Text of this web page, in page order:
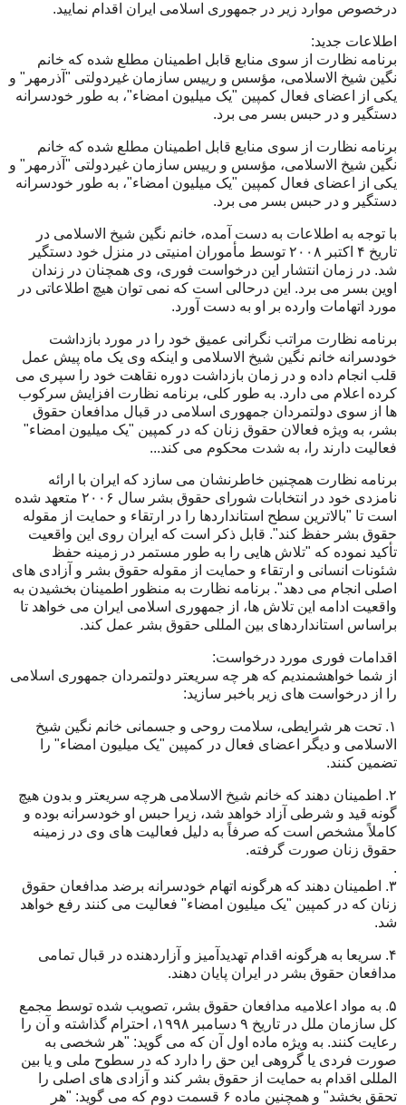
درخصوص موارد زير در جمهوری اسلامی ايران اقدام نماييد.
اطلاعات جديد:
برنامه نظارت از سوی منابع قابل اطمينان مطلع شده که خانم
نگين شيخ الاسلامی، مؤسس و رييس سازمان غيردولتی "آذرمهر" و
يکی از اعضای فعال کمپين "يک ميليون امضاء"، به طور خودسرانه
دستگير و در حبس بسر می برد.
برنامه نظارت از سوی منابع قابل اطمينان مطلع شده که خانم
نگين شيخ الاسلامی، مؤسس و رييس سازمان غيردولتی "آذرمهر" و
يکی از اعضای فعال کمپين "يک ميليون امضاء"، به طور خودسرانه
دستگير و در حبس بسر می برد.
با توجه به اطلاعات به دست آمده، خانم نگين شيخ الاسلامی در
تاريخ ۴ اکتبر ۲۰۰۸ توسط مأموران امنيتی در منزل خود دستگير
شد. در زمان انتشار اين درخواست فوری، وی همچنان در زندان
اوين بسر می برد. اين درحالی است که نمی توان هيچ اطلاعاتی در
مورد اتهامات وارده بر او به دست آورد.
برنامه نظارت مراتب نگرانی عميق خود را در مورد بازداشت
خودسرانه خانم نگين شيخ الاسلامی و اينکه وی يک ماه پيش عمل
قلب انجام داده و در زمان بازداشت دوره نقاهت خود را سپری می
کرده اعلام می دارد. به طور کلی، برنامه نظارت افزايش سرکوب
ها از سوی دولتمردان جمهوری اسلامی در قبال مدافعان حقوق
بشر، به ويژه فعالان حقوق زنان که در کمپين "يک ميليون امضاء"
فعاليت دارند را، به شدت محکوم می کند...
برنامه نظارت همچنين خاطرنشان می سازد که ايران با ارائه
نامزدی خود در انتخابات شورای حقوق بشر سال ۲۰۰۶ متعهد شده
است تا "بالاترين سطح استانداردها را در ارتقاء و حمايت از مقوله
حقوق بشر حفظ کند". قابل ذکر است که ايران روی اين واقعيت
تأکيد نموده که "تلاش هايی را به طور مستمر در زمينه حفظ
شئونات انسانی و ارتقاء و حمايت از مقوله حقوق بشر و آزادی های
اصلی انجام می دهد". برنامه نظارت به منظور اطمينان بخشيدن به
واقعيت ادامه اين تلاش ها، از جمهوری اسلامی ايران می خواهد تا
براساس استانداردهای بين المللی حقوق بشر عمل کند.
اقدامات فوری مورد درخواست:
از شما خواهشمنديم که هر چه سريعتر دولتمردان جمهوری اسلامی
را از درخواست های زير باخبر سازيد:
۱. تحت هر شرايطی، سلامت روحی و جسمانی خانم نگين شيخ
الاسلامی و ديگر اعضای فعال در کمپين "يک ميليون امضاء" را
تضمين کنند.
۲. اطمينان دهند که خانم شيخ الاسلامی هرچه سريعتر و بدون هيچ
گونه قيد و شرطی آزاد خواهد شد، زيرا حبس او خودسرانه بوده و
کاملاً مشخص است که صرفاً به دليل فعاليت های وی در زمينه
حقوق زنان صورت گرفته.
.
۳. اطمينان دهند که هرگونه اتهام خودسرانه برضد مدافعان حقوق
زنان که در کمپين "يک ميليون امضاء" فعاليت می کنند رفع خواهد
شد.
۴. سريعا به هرگونه اقدام تهديدآميز و آزاردهنده در قبال تمامی
مدافعان حقوق بشر در ايران پايان دهند.
۵. به مواد اعلاميه مدافعان حقوق بشر، تصويب شده توسط مجمع
کل سازمان ملل در تاريخ ۹ دسامبر ۱۹۹۸، احترام گذاشته و آن را
رعايت کنند. به ويژه ماده اول آن که می گويد: "هر شخصی به
صورت فردی يا گروهی اين حق را دارد که در سطوح ملی و يا بين
المللی اقدام به حمايت از حقوق بشر کند و آزادی های اصلی را
تحقق بخشد" و همچنين ماده ۶ قسمت دوم که می گويد: "هر